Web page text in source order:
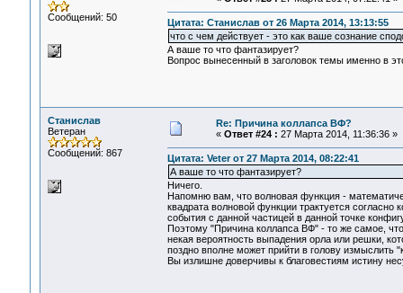
Сообщений: 50
Цитата: Станислав от 26 Марта 2014, 13:13:55
что с чем действует - это как ваше сознание
А ваше то что фантазирует?
Вопрос вынесенный в заголовок темы именно в
Станислав
Ветеран
Сообщений: 867
Re: Причина коллапса ВФ?
« Ответ #24 : 27 Марта 2014, 11:36:36 »
Цитата: Veter от 27 Марта 2014, 08:22:41
А ваше то что фантазирует?
Ничего.
Напомню вам, что волновая функция -
квадрата волновой функции трактуется согласно
события с данной частицей в данной точке
Поэтому "Причина коллапса ВФ" - то же самое,
некая вероятность выпадения орла или решки,
поздно вполне может прийти в голову измыслить
Вы излишне доверчивы к благовестиям истину